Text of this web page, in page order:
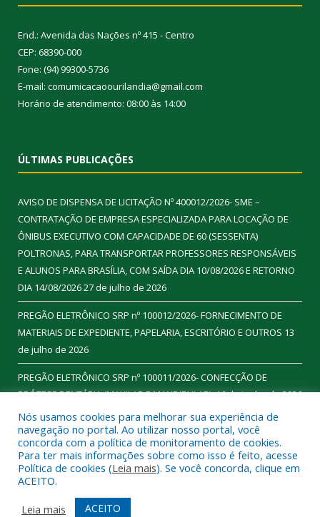
End.: Avenida das Nações nº 415 - Centro
CEP: 68390-000
Fone: (94) 99300-5736
E-mail: comumicacaoourilandia@gmail.com
Horário de atendimento: 08:00 às 14:00
ÚLTIMAS PUBLICAÇÕES
AVISO DE DISPENSA DE LICITAÇÃO Nº 400012/2026- SME –
CONTRATAÇÃO DE EMPRESA ESPECIALIZADA PARA LOCAÇÃO DE
ÔNIBUS EXECUTIVO COM CAPACIDADE DE 60 (SESSENTA)
POLTRONAS, PARA TRANSPORTAR PROFESSORES RESPONSÁVEIS
E ALUNOS PARA BRASÍLIA, COM SAÍDA DIA 10/08/2026 E RETORNO
DIA 14/08/202627 de julho de 2026
PREGÃO ELETRÔNICO SRP nº 100012/2026- FORNECIMENTO DE
MATERIAIS DE EXPEDIENTE, PAPELARIA, ESCRITÓRIO E OUTROS 13
de julho de 2026
PREGÃO ELETRÔNICO SRP nº 100011/2026- CONFECÇÃO DE
PRÓTESE DENTÁRIA (MAXILAR E MANDIBULAR).16 de junho de 2026
Todos os direitos reservados a Prefeitura Municipal de
Ourilândia do Norte.
Mapa do Site
Acessar Área Administrativa
Nós usamos cookies para melhorar sua experiência de
navegação no portal. Ao utilizar nosso portal, você
concorda com a política de monitoramento de cookies.
Para ter mais informações sobre como isso é feito, acesse
Política de cookies (Leia mais). Se você concorda, clique em
ACEITO.
Leia mais
ACEITO